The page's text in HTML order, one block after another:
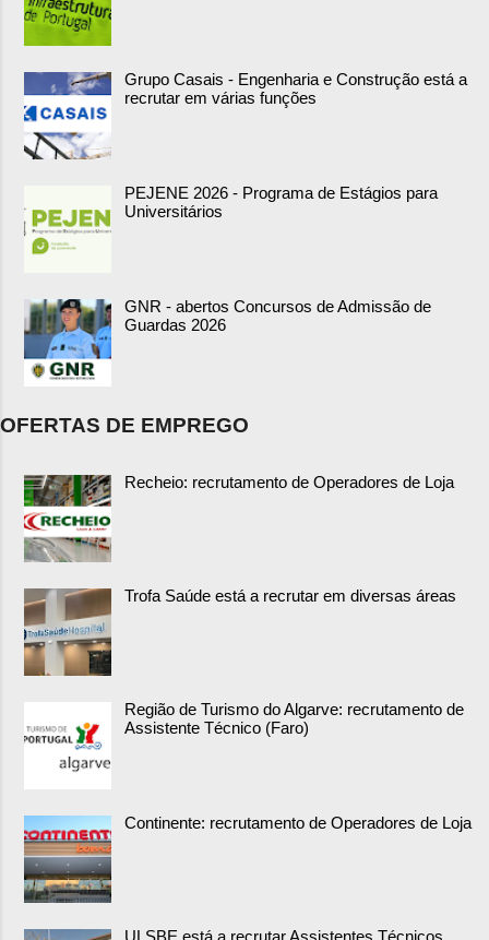
Grupo Casais - Engenharia e Construção está a
recrutar em várias funções
PEJENE 2026 - Programa de Estágios para
Universitários
GNR - abertos Concursos de Admissão de
Guardas 2026
OFERTAS DE EMPREGO
Recheio: recrutamento de Operadores de Loja
Trofa Saúde está a recrutar em diversas áreas
Região de Turismo do Algarve: recrutamento de
Assistente Técnico (Faro)
Continente: recrutamento de Operadores de Loja
ULSBE está a recrutar Assistentes Técnicos